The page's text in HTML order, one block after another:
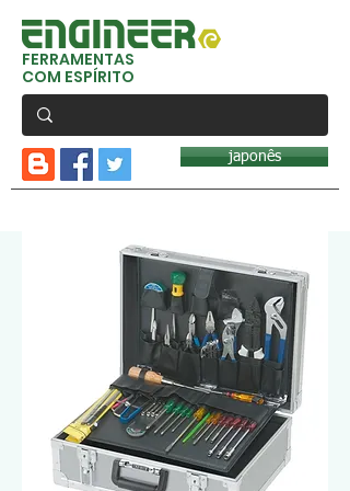
FERRAMENTAS
COM ESPÍRITO
japonês